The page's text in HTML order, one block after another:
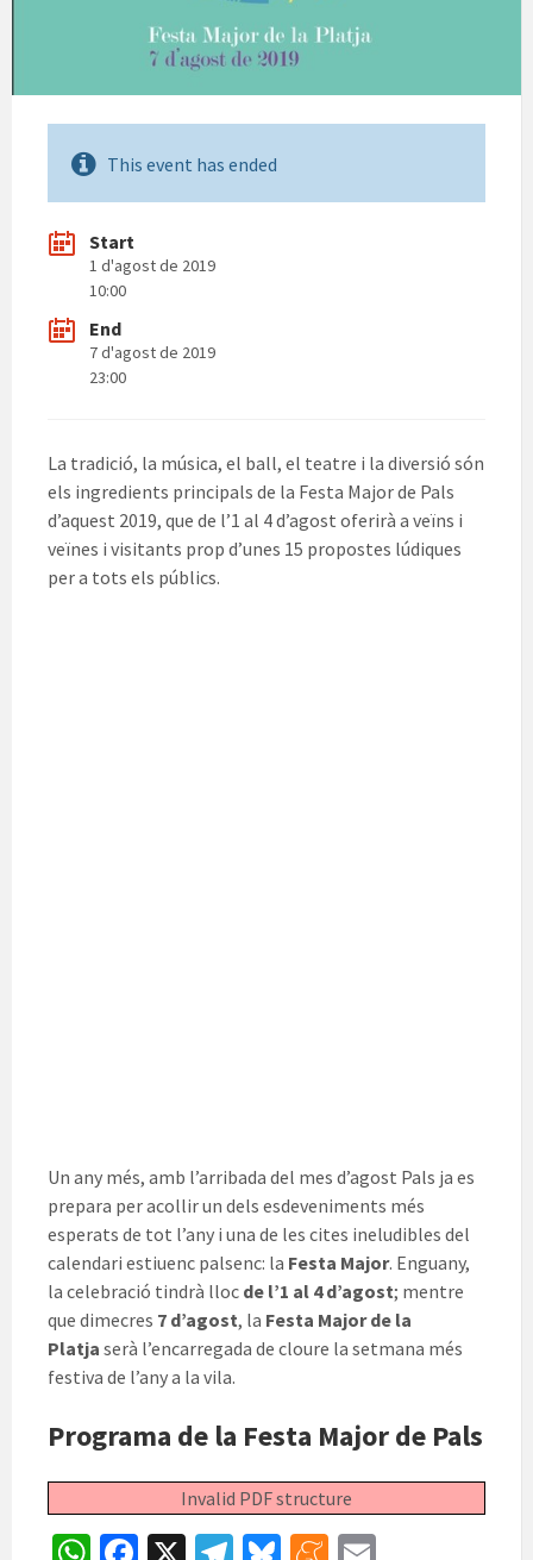
This event has ended
Start
1 d'agost de 2019
10:00
End
7 d'agost de 2019
23:00
La tradició, la música, el ball, el teatre i la diversió són
els ingredients principals de la Festa Major de Pals
d’aquest 2019, que de l’1 al 4 d’agost oferirà a veïns i
veïnes i visitants prop d’unes 15 propostes lúdiques
per a tots els públics.
Un any més, amb l’arribada del mes d’agost Pals ja es
prepara per acollir un dels esdeveniments més
esperats de tot l’any i una de les cites ineludibles del
calendari estiuenc palsenc: la Festa Major. Enguany,
la celebració tindrà lloc de l’1 al 4 d’agost; mentre
que dimecres 7 d’agost, la Festa Major de la
Platja serà l’encarregada de cloure la setmana més
festiva de l’any a la vila.
Programa de la Festa Major de Pals
Invalid PDF structure